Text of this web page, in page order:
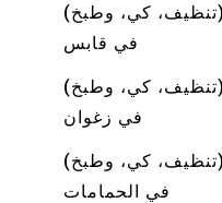
كي، وطبخ)
في قابس
كي، وطبخ)
في زغوان
كي، وطبخ)
في الحمامات